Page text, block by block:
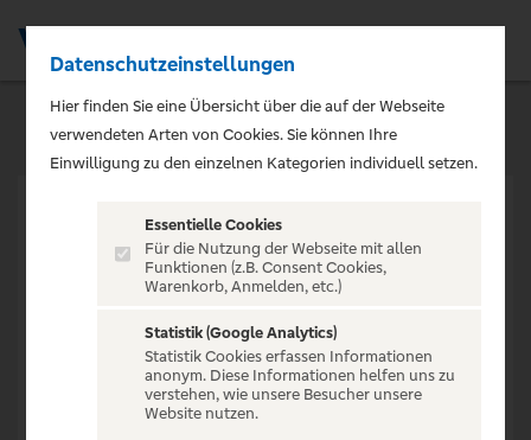
VERANSTALTUNG NICHT
GEFUNDEN
Datenschutzeinstellungen
Hier finden Sie eine Übersicht über die auf der Webseite
verwendeten Arten von Cookies. Sie können Ihre
Einwilligung zu den einzelnen Kategorien individuell setzen.
Essentielle Cookies
Für die Nutzung der Webseite mit allen
Funktionen (z.B. Consent Cookies,
Warenkorb, Anmelden, etc.)
Statistik (Google Analytics)
Statistik Cookies erfassen Informationen
anonym. Diese Informationen helfen uns zu
verstehen, wie unsere Besucher unsere
Website nutzen.